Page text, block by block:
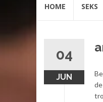
naarHOME SEKS
04
JUN